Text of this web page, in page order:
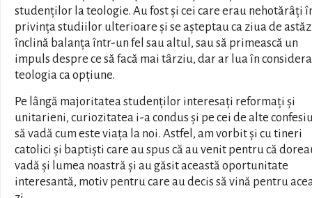
studenților la teologie. Au fost și cei care erau nehotărâți
privința studiilor ulterioare și se așteptau ca ziua de
înclină balanța într-un fel sau altul, sau să primească un
impuls despre ce să facă mai târziu, dar ar lua în
teologia ca opțiune.
Pe lângă majoritatea studenților interesați reformați și
unitarieni, curiozitatea i-a condus și pe cei de alte
să vadă cum este viața la noi. Astfel, am vorbit și cu tineri
catolici și baptiști care au spus că au venit pentru că
vadă și lumea noastră și au găsit această oportunitate
interesantă, motiv pentru care au decis să vină pentru